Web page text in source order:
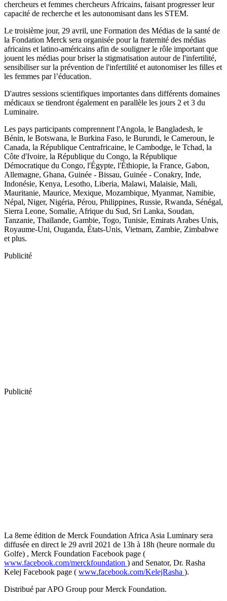
chercheurs et femmes chercheurs Africains, faisant progresser leur
capacité de recherche et les autonomisant dans les STEM.
Le troisième jour, 29 avril, une Formation des Médias de la santé de
la Fondation Merck sera organisée pour la fraternité des médias
africains et latino-américains afin de souligner le rôle important que
jouent les médias pour briser la stigmatisation autour de l'infertilité,
sensibiliser sur la prévention de l'infertilité et autonomiser les filles et
les femmes par l’éducation.
D'autres sessions scientifiques importantes dans différents domaines
médicaux se tiendront également en parallèle les jours 2 et 3 du
Luminaire.
Les pays participants comprennent l'Angola, le Bangladesh, le
Bénin, le Botswana, le Burkina Faso, le Burundi, le Cameroun, le
Canada, la République Centrafricaine, le Cambodge, le Tchad, la
Côte d'Ivoire, la République du Congo, la République
Démocratique du Congo, l'Égypte, l'Éthiopie, la France, Gabon,
Allemagne, Ghana, Guinée - Bissau, Guinée - Conakry, Inde,
Indonésie, Kenya, Lesotho, Liberia, Malawi, Malaisie, Mali,
Mauritanie, Maurice, Mexique, Mozambique, Myanmar, Namibie,
Népal, Niger, Nigéria, Pérou, Philippines, Russie, Rwanda, Sénégal,
Sierra Leone, Somalie, Afrique du Sud, Sri Lanka, Soudan,
Tanzanie, Thaïlande, Gambie, Togo, Tunisie, Emirats Arabes Unis,
Royaume-Uni, Ouganda, États-Unis, Vietnam, Zambie, Zimbabwe
et plus.
Publicité
Publicité
La 8eme édition de Merck Foundation Africa Asia Luminary sera
diffusée en direct le 29 avril 2021 de 13h à 18h (heure normale du
Golfe) , Merck Foundation Facebook page (
www.facebook.com/merckfoundation ) and Senator, Dr. Rasha
Kelej Facebook page ( www.facebook.com/KelejRasha ).
Distribué par APO Group pour Merck Foundation.